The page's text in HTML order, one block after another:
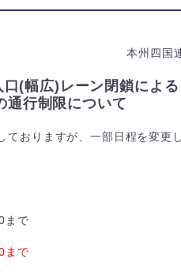
本州四国
(幅広)レーン閉鎖による
通行制限について
おりますが、一部日程を変更し
まで
まで